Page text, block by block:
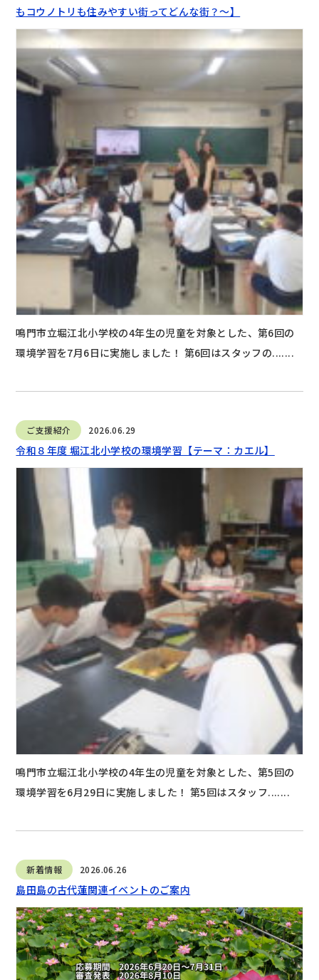
もコウノトリも住みやすい街ってどんな街？～】
鳴門市立堀江北小学校の4年生の児童を対象とした、第6回の
環境学習を7月6日に実施しました！ 第6回はスタッフの.......
ご支援紹介 2026.06.29
令和８年度 堀江北小学校の環境学習【テーマ：カエル】
鳴門市立堀江北小学校の4年生の児童を対象とした、第5回の
環境学習を6月29日に実施しました！ 第5回はスタッフ.......
新着情報 2026.06.26
島田島の古代蓮関連イベントのご案内